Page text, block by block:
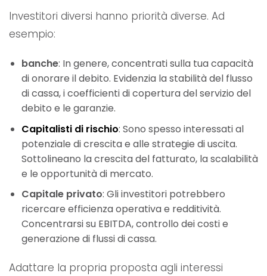
Investitori diversi hanno priorità diverse. Ad
esempio:
banche: In genere, concentrati sulla tua capacità
di onorare il debito. Evidenzia la stabilità del flusso
di cassa, i coefficienti di copertura del servizio del
debito e le garanzie.
Capitalisti di rischio: Sono spesso interessati al
potenziale di crescita e alle strategie di uscita.
Sottolineano la crescita del fatturato, la scalabilità
e le opportunità di mercato.
Capitale privato: Gli investitori potrebbero
ricercare efficienza operativa e redditività.
Concentrarsi su EBITDA, controllo dei costi e
generazione di flussi di cassa.
Adattare la propria proposta agli interessi